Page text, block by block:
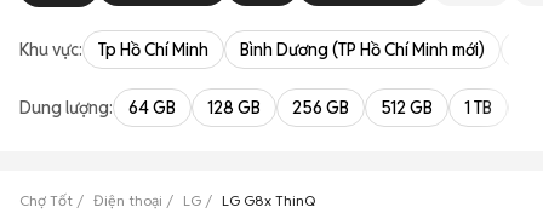
Khu vực: Tp Hồ Chí Minh Bình Dương (TP Hồ Chí Minh mới)
Dung lượng: 64 GB 128 GB 256 GB 512 GB 1 TB
Chợ Tốt Điện thoại LG LG G8x ThinQ